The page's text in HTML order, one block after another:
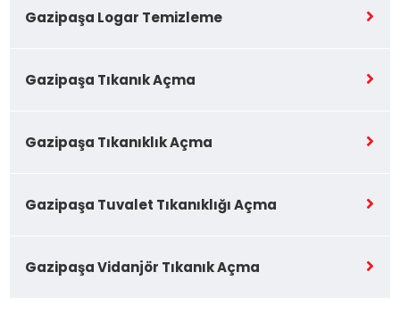
Gazipaşa Logar Temizleme
Gazipaşa Tıkanık Açma
Gazipaşa Tıkanıklık Açma
Gazipaşa Tuvalet Tıkanıklığı Açma
Gazipaşa Vidanjör Tıkanık Açma